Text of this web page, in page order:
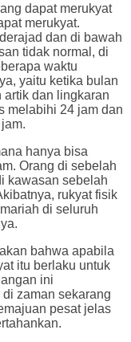
dapat merukyat
merukyat.
dan di bawah
tidak normal, di
waktu
yaitu ketika bulan
artik dan lingkaran
melabihi 24 jam dan
hanya bisa
Orang di sebelah
kawasan sebelah
rukyat fisik
di seluruh
bahwa apabila
itu berlaku untuk
ini
zaman sekarang
pesat jelas